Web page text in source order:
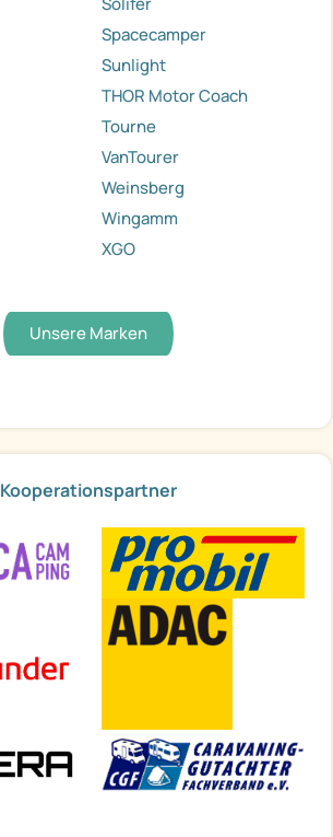
Spacecamper
Sunlight
THOR Motor Coach
Tourne
VanTourer
Weinsberg
Wingamm
XGO
Unsere Marken
Kooperationspartner